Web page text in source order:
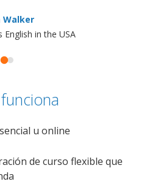
Walker
English in the USA
u online
de curso flexible que